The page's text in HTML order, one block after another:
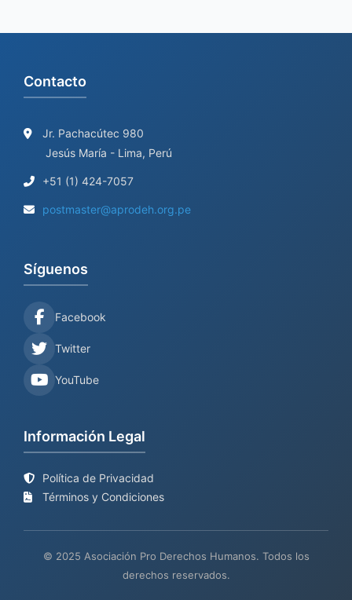
Contacto
Jr. Pachacútec 980
Jesús María - Lima, Perú
+51 (1) 424-7057
postmaster@aprodeh.org.pe
Síguenos
Facebook
Twitter
YouTube
Información Legal
Política de Privacidad
Términos y Condiciones
© 2025 Asociación Pro Derechos Humanos. Todos los
derechos reservados.